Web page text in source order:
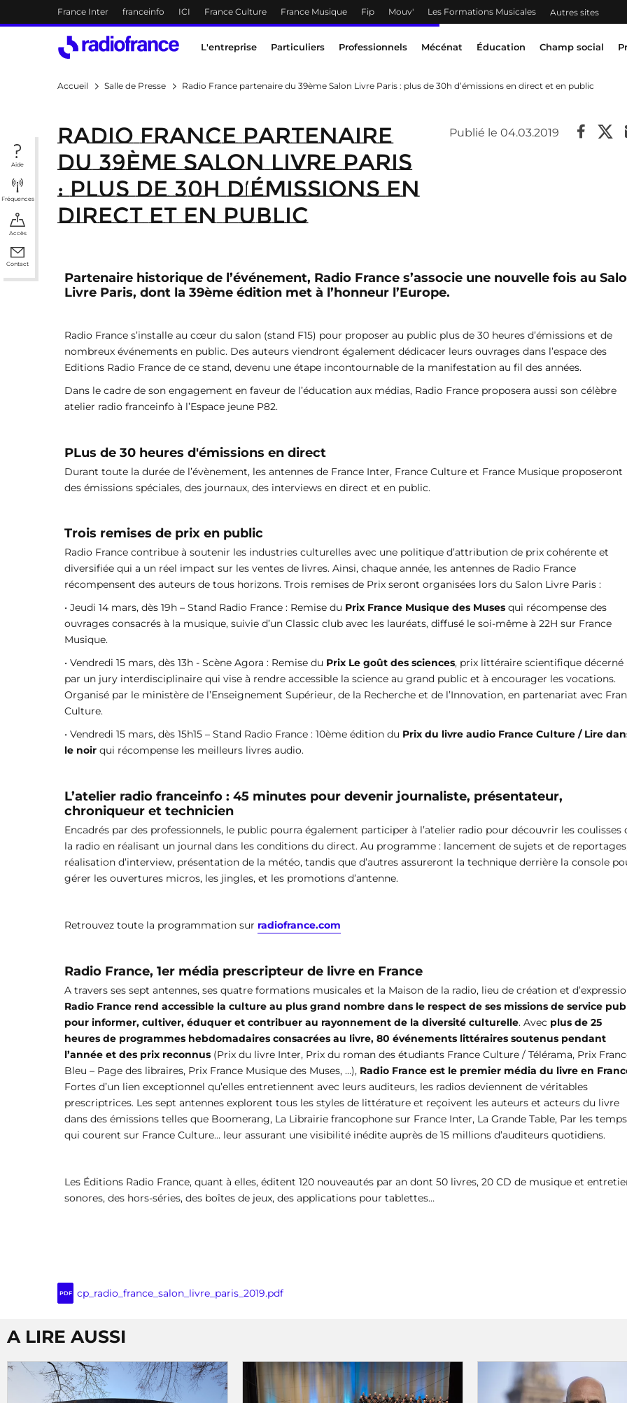
Accès direct :
Menu principal
France Inter franceinfo ICI France Culture France Musique Fip Mouv' Les Formations Musicales Autres sites
Menu principal
L'entreprise Particuliers Professionnels Mécénat Éducation Champ social
Aide
Fréquences
Accès
Contact
Accueil Salle de Presse Radio France partenaire du 39ème Salon Livre Paris : plus de 30h d’émissions en direct et en public
Radio France partenaire
du 39ème Salon Livre Paris
: plus de 30h d’émissions en
direct et en public
Publié le 04.03.2019
Partenaire historique de l’événement, Radio France s’associe une nouvelle fois au
Livre Paris, dont la 39ème édition met à l’honneur l’Europe.
Radio France s’installe au cœur du salon (stand F15) pour proposer au public plus de 30 heures d’émissions et de
nombreux événements en public. Des auteurs viendront également dédicacer leurs ouvrages dans l’espace des
Editions Radio France de ce stand, devenu une étape incontournable de la manifestation au fil des années.
Dans le cadre de son engagement en faveur de l’éducation aux médias, Radio France proposera aussi son célèbre
atelier radio franceinfo à l’Espace jeune P82.
PLus de 30 heures d'émissions en direct
Durant toute la durée de l’évènement, les antennes de France Inter, France Culture et France Musique proposeront
des émissions spéciales, des journaux, des interviews en direct et en public.
Trois remises de prix en public
Radio France contribue à soutenir les industries culturelles avec une politique d’attribution de prix cohérente et
diversifiée qui a un réel impact sur les ventes de livres. Ainsi, chaque année, les antennes de Radio France
récompensent des auteurs de tous horizons. Trois remises de Prix seront organisées lors du Salon Livre Paris :
• Jeudi 14 mars, dès 19h – Stand Radio France : Remise du Prix France Musique des Muses qui récompense des
ouvrages consacrés à la musique, suivie d’un Classic club avec les lauréats, diffusé le soi-même à 22H sur France
Musique.
• Vendredi 15 mars, dès 13h - Scène Agora : Remise du Prix Le goût des sciences, prix littéraire scientifique décerné
par un jury interdisciplinaire qui vise à rendre accessible la science au grand public et à encourager les vocations.
Organisé par le ministère de l’Enseignement Supérieur, de la Recherche et de l’Innovation, en partenariat avec
Culture.
• Vendredi 15 mars, dès 15h15 – Stand Radio France : 10ème édition du Prix du livre audio France Culture / Lire
le noir qui récompense les meilleurs livres audio.
L’atelier radio franceinfo : 45 minutes pour devenir journaliste, présentateur,
chroniqueur et technicien
Encadrés par des professionnels, le public pourra également participer à l’atelier radio pour découvrir les coulisses
la radio en réalisant un journal dans les conditions du direct. Au programme : lancement de sujets et de
réalisation d’interview, présentation de la météo, tandis que d’autres assureront la technique derrière la console
gérer les ouvertures micros, les jingles, et les promotions d’antenne.
Retrouvez toute la programmation sur radiofrance.com
Radio France, 1er média prescripteur de livre en France
A travers ses sept antennes, ses quatre formations musicales et la Maison de la radio, lieu de création et
Radio France rend accessible la culture au plus grand nombre dans le respect de ses missions de service
pour informer, cultiver, éduquer et contribuer au rayonnement de la diversité culturelle. Avec plus de 25
heures de programmes hebdomadaires consacrées au livre, 80 événements littéraires soutenus pendant
l’année et des prix reconnus (Prix du livre Inter, Prix du roman des étudiants France Culture / Télérama, Prix
Bleu – Page des libraires, Prix France Musique des Muses, …), Radio France est le premier média du livre en
Fortes d’un lien exceptionnel qu’elles entretiennent avec leurs auditeurs, les radios deviennent de véritables
prescriptrices. Les sept antennes explorent tous les styles de littérature et reçoivent les auteurs et acteurs du livre
dans des émissions telles que Boomerang, La Librairie francophone sur France Inter, La Grande Table, Par les temps
qui courent sur France Culture… leur assurant une visibilité inédite auprès de 15 millions d’auditeurs quotidiens.
Les Éditions Radio France, quant à elles, éditent 120 nouveautés par an dont 50 livres, 20 CD de musique et
sonores, des hors-séries, des boîtes de jeux, des applications pour tablettes…
PDF cp_radio_france_salon_livre_paris_2019.pdf
A LIRE AUSSI